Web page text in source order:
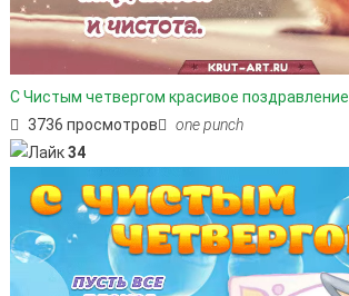
С Чистым четвергом красивое поздравление
3736 просмотров
one punch
34